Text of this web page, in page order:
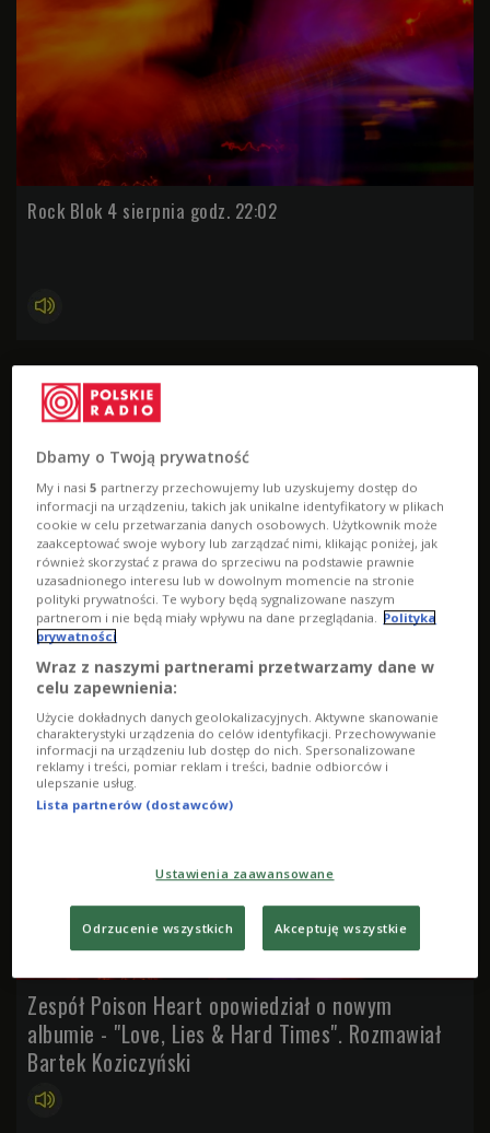
Rock Blok 4 sierpnia godz. 22:02
Rock Blok 21 lipca godz. 22:02
Zespół Poison Heart opowiedział o nowym
albumie - "Love, Lies & Hard Times". Rozmawiał
Bartek Koziczyński
Dbamy o Twoją prywatność
My i nasi5 partnerzy przechowujemy lub uzyskujemy dostęp do
informacji na urządzeniu, takich jak unikalne identyfikatory w plikach
cookie w celu przetwarzania danych osobowych. Użytkownik może
zaakceptować swoje wybory lub zarządzać nimi, klikając poniżej, jak
również skorzystać z prawa do sprzeciwu na podstawie prawnie
uzasadnionego interesu lub w dowolnym momencie na stronie
polityki prywatności. Te wybory będą sygnalizowane naszym
partnerom i nie będą miały wpływu na dane przeglądania.
Polityka
prywatności
Wraz z naszymi partnerami przetwarzamy dane w
celu zapewnienia:
Użycie dokładnych danych geolokalizacyjnych. Aktywne skanowanie
charakterystyki urządzenia do celów identyfikacji. Przechowywanie
informacji na urządzeniu lub dostęp do nich. Spersonalizowane
reklamy i treści, pomiar reklam i treści, badnie odbiorców i
ulepszanie usług.
Lista partnerów (dostawców)
Ustawienia zaawansowane
Odrzucenie wszystkich Akceptuję wszystkie